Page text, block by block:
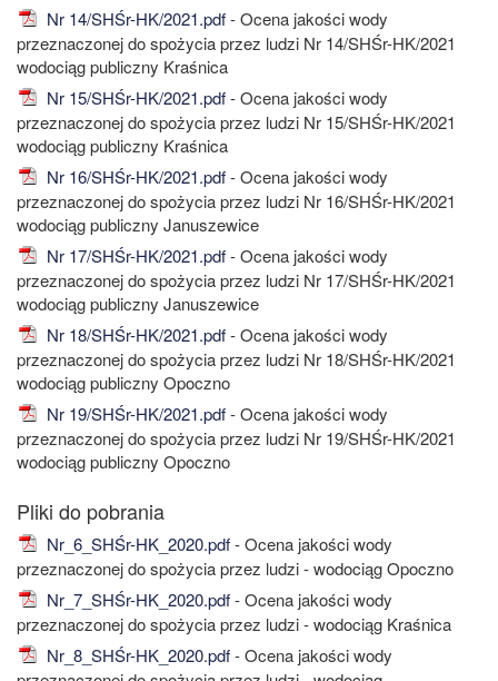
Nr 14/SHŚr-HK/2021.pdf- Ocena jakości wody
przeznaczonej do spożycia przez ludzi Nr 14/SHŚr-HK/2021
wodociąg publiczny Kraśnica
Nr 15/SHŚr-HK/2021.pdf- Ocena jakości wody
przeznaczonej do spożycia przez ludzi Nr 15/SHŚr-HK/2021
wodociąg publiczny Kraśnica
Nr 16/SHŚr-HK/2021.pdf- Ocena jakości wody
przeznaczonej do spożycia przez ludzi Nr 16/SHŚr-HK/2021
wodociąg publiczny Januszewice
Nr 17/SHŚr-HK/2021.pdf- Ocena jakości wody
przeznaczonej do spożycia przez ludzi Nr 17/SHŚr-HK/2021
wodociąg publiczny Januszewice
Nr 18/SHŚr-HK/2021.pdf- Ocena jakości wody
przeznaczonej do spożycia przez ludzi Nr 18/SHŚr-HK/2021
wodociąg publiczny Opoczno
Nr 19/SHŚr-HK/2021.pdf- Ocena jakości wody
przeznaczonej do spożycia przez ludzi Nr 19/SHŚr-HK/2021
wodociąg publiczny Opoczno
Nr_6_SHŚr-HK_2020.pdf- Ocena jakości wody
przeznaczonej do spożycia przez ludzi - wodociąg Opoczno
Nr_7_SHŚr-HK_2020.pdf- Ocena jakości wody
przeznaczonej do spożycia przez ludzi - wodociąg Kraśnica
Nr_8_SHŚr-HK_2020.pdf- Ocena jakości wody